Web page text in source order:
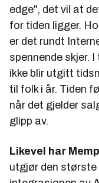
edge", det vil at
for tiden ligger.
er det rundt
spennende skjer.
ikke blir utgitt
til folk i år. Tiden
når det gjelder
glipp av.
Likevel har
utgjør den største